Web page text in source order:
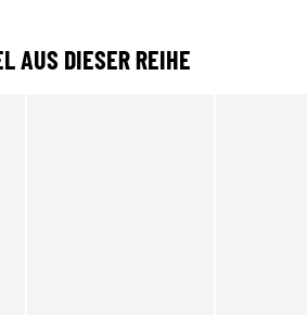
AUS DIESER REIHE